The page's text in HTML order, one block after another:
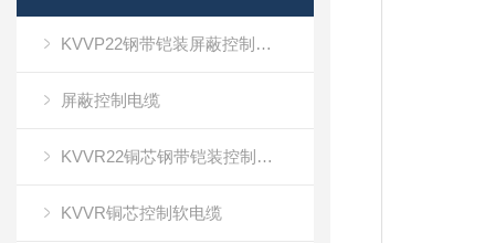
KVVP22钢带铠装屏蔽控制电缆
屏蔽控制电缆
KVVR22铜芯钢带铠装控制软电缆
KVVR铜芯控制软电缆